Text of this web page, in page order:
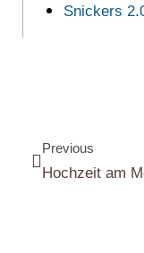
Snickers
Previous